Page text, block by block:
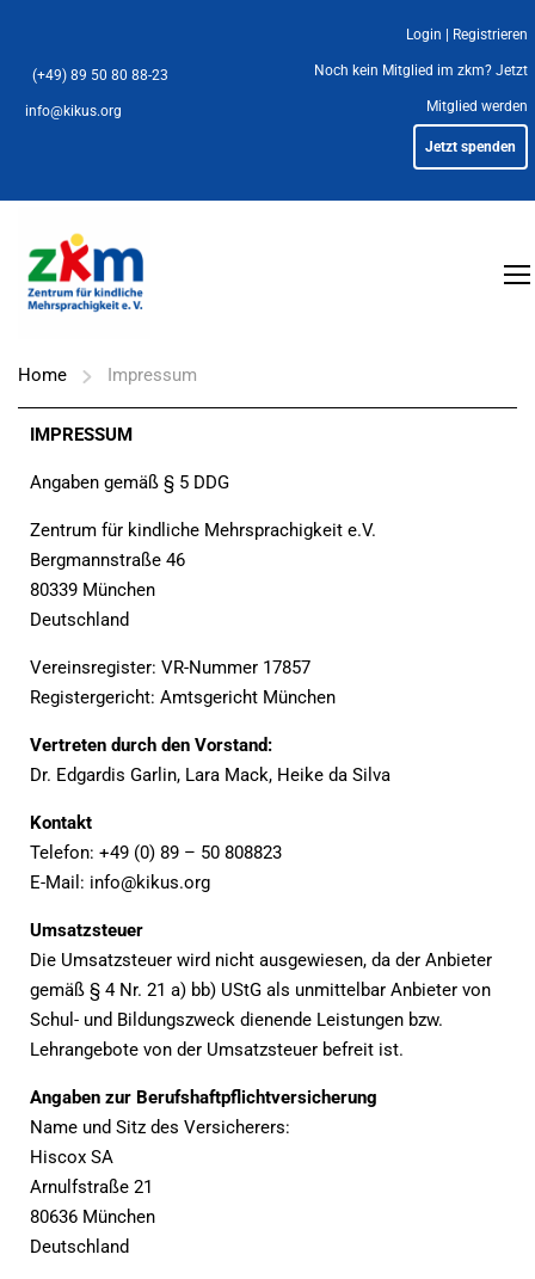
(+49) 89 50 80 88-23
info@kikus.org
Login Registrieren
Noch kein Mitglied im zkm? Jetzt
Mitglied werden
Jetzt spenden
Home Impressum
IMPRESSUM
Angaben gemäß § 5 DDG
Zentrum für kindliche Mehrsprachigkeit e.V.
Bergmannstraße 46
80339 München
Deutschland
Vereinsregister: VR-Nummer 17857
Registergericht: Amtsgericht München
Vertreten durch den Vorstand:
Dr. Edgardis Garlin, Lara Mack, Heike da Silva
Kontakt
Telefon: +49 (0) 89 – 50 808823
E-Mail: info@kikus.org
Umsatzsteuer
Die Umsatzsteuer wird nicht ausgewiesen, da der Anbieter
gemäß § 4 Nr. 21 a) bb) UStG als unmittelbar Anbieter von
Schul- und Bildungszweck dienende Leistungen bzw.
Lehrangebote von der Umsatzsteuer befreit ist.
Angaben zur Berufshaftpflichtversicherung
Name und Sitz des Versicherers:
Hiscox SA
Arnulfstraße 21
80636 München
Deutschland